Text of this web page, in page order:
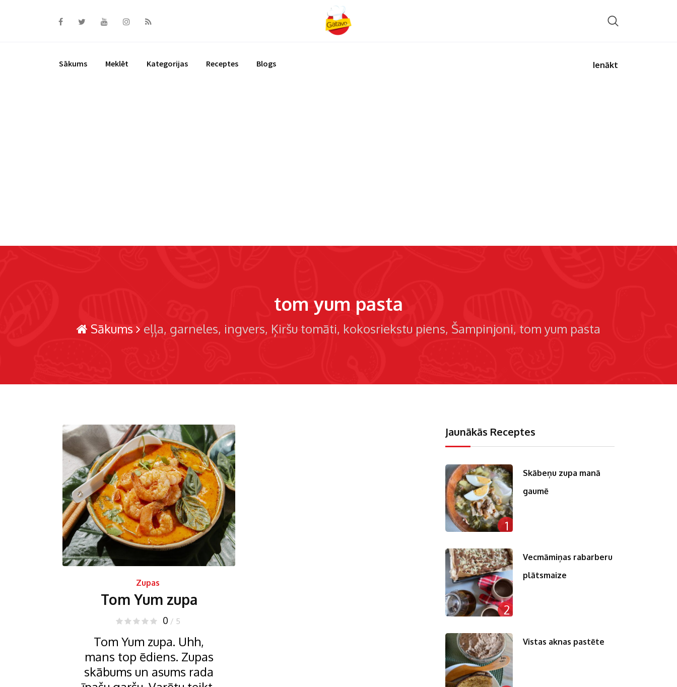
Sākums Meklēt Kategorijas Receptes Blogs Ienākt
tom yum pasta
Sākums eļļa garneles ingvers Ķiršu tomāti kokosriekstu piens Šampinjoni tom yum pasta
Zupas
Tom Yum zupa
0 / 5
Tom Yum zupa. Uhh,
mans top ēdiens. Zupas
skābums un asums rada
Jaunākās Receptes
1
Skābeņu zupa manā
gaumē
2
Vecmāmiņas rabarberu
plātsmaize
Vistas aknas pastēte